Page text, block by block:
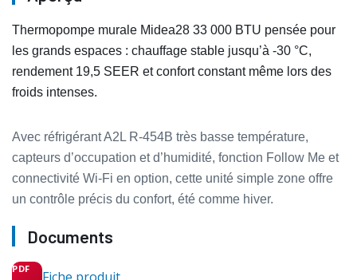
Thermopompe murale Midea28 33 000 BTU pensée pour
les grands espaces : chauffage stable jusqu’à -30 °C,
rendement 19,5 SEER et confort constant même lors des
froids intenses.
Avec réfrigérant A2L R‑454B très basse température,
capteurs d’occupation et d’humidité, fonction Follow Me et
connectivité Wi‑Fi en option, cette unité simple zone offre
un contrôle précis du confort, été comme hiver.
Documents